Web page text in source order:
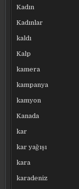
Kadın
Kadınlar
kaldı
Kalp
kamera
kampanya
kamyon
Kanada
kar
kar yağışı
kara
karadeniz